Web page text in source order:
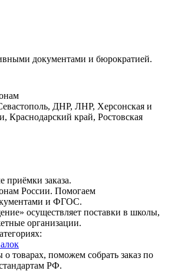
документами и бюрократией.
ДНР, ЛНР, Херсонская и
Краснодарский край, Ростовская
приёмки заказа.
России. Помогаем
и ФГОС.
осуществляет поставки в школы,
организации.
товарах, поможем собрать заказ по
РФ.